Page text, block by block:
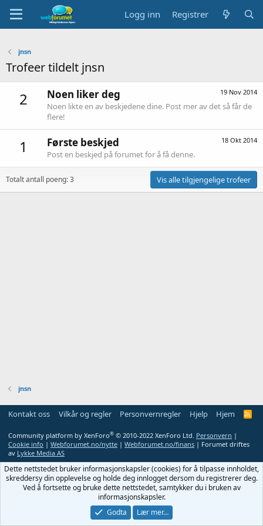
Logg inn Registrer
jnsn
Trofeer tildelt jnsn
2 19 Nov 2014
Noen liker deg
Noen likte en av beskjedene dine. Post mer av det så får de
flere!
1 18 Okt 2014
Første beskjed
Post en beskjed på forumet for å få denne.
Totalt antall poeng: 3 Vis alle tilgjengelige trofeer
jnsn
Kontakt oss Vilkår og regler Personvernregler Hjelp Hjem
R
Community platform by XenForo® © 2010-2022 XenForo Ltd. Personvern |
Cookie info | Webforumet.no/nytte | Webforumet.no/finans | Forumet driftes
av Lykke Media AS
Dette nettstedet bruker informasjonskapsler (cookies) for å tilpasse innholdet,
skreddersy din opplevelse og holde deg innlogget dersom du registrerer deg.
Ved å fortsette og bruke dette nettstedet, samtykker du i bruken av
informasjonskapsler.
Godta
Lær mer…